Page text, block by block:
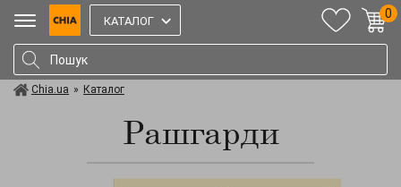
КАТАЛОГ
0
Chia.ua » Каталог
Рашгарди